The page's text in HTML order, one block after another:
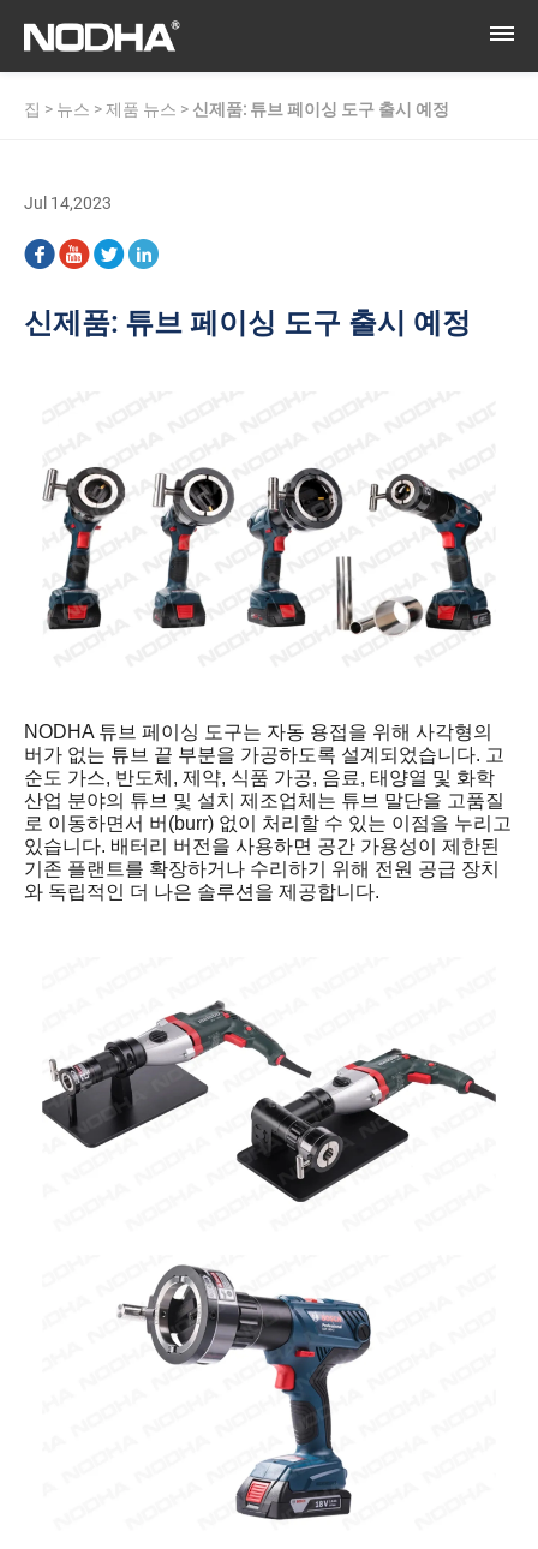
집 > 뉴스 >제품 뉴스 > 신제품: 튜브 페이싱 도구 출시 예정
Jul 14,2023
신제품: 튜브 페이싱 도구 출시 예정
NODHA 튜브 페이싱 도구는 자동 용접을 위해 사각형의
버가 없는 튜브 끝 부분을 가공하도록 설계되었습니다. 고
순도 가스, 반도체, 제약, 식품 가공, 음료, 태양열 및 화학
산업 분야의 튜브 및 설치 제조업체는 튜브 말단을 고품질
로 이동하면서 버(burr) 없이 처리할 수 있는 이점을 누리고
있습니다. 배터리 버전을 사용하면 공간 가용성이 제한된
기존 플랜트를 확장하거나 수리하기 위해 전원 공급 장치
와 독립적인 더 나은 솔루션을 제공합니다.